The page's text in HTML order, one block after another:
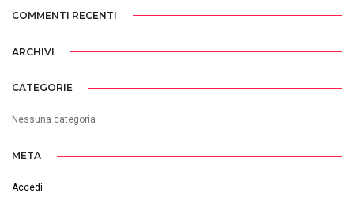
COMMENTI RECENTI
ARCHIVI
CATEGORIE
Nessuna categoria
META
Accedi